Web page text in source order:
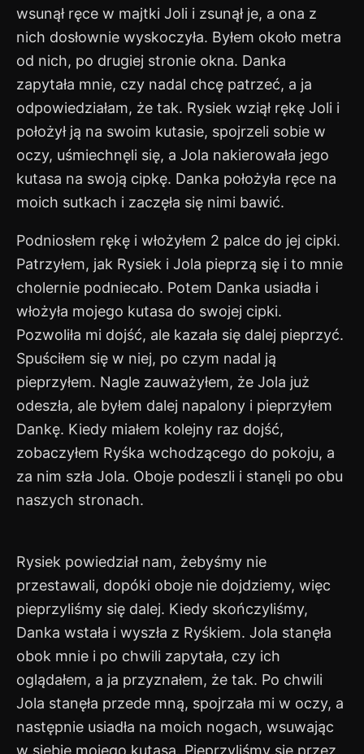
wsunął ręce w majtki Joli i zsunął je, a ona z
nich dosłownie wyskoczyła. Byłem około metra
od nich, po drugiej stronie okna. Danka
zapytała mnie, czy nadal chcę patrzeć, a ja
odpowiedziałam, że tak. Rysiek wziął rękę Joli i
położył ją na swoim kutasie, spojrzeli sobie w
oczy, uśmiechnęli się, a Jola nakierowała jego
kutasa na swoją cipkę. Danka położyła ręce na
moich sutkach i zaczęła się nimi bawić.
Podniosłem rękę i włożyłem 2 palce do jej cipki.
Patrzyłem, jak Rysiek i Jola pieprzą się i to mnie
cholernie podniecało. Potem Danka usiadła i
włożyła mojego kutasa do swojej cipki.
Pozwoliła mi dojść, ale kazała się dalej pieprzyć.
Spuściłem się w niej, po czym nadal ją
pieprzyłem. Nagle zauważyłem, że Jola już
odeszła, ale byłem dalej napalony i pieprzyłem
Dankę. Kiedy miałem kolejny raz dojść,
zobaczyłem Ryśka wchodzącego do pokoju, a
za nim szła Jola. Oboje podeszli i stanęli po obu
naszych stronach.
Rysiek powiedział nam, żebyśmy nie
przestawali, dopóki oboje nie dojdziemy, więc
pieprzyliśmy się dalej. Kiedy skończyliśmy,
Danka wstała i wyszła z Ryśkiem. Jola stanęła
obok mnie i po chwili zapytała, czy ich
oglądałem, a ja przyznałem, że tak. Po chwili
Jola stanęła przede mną, spojrzała mi w oczy, a
następnie usiadła na moich nogach, wsuwając
w siebie mojego kutasa. Pieprzyliśmy się przez